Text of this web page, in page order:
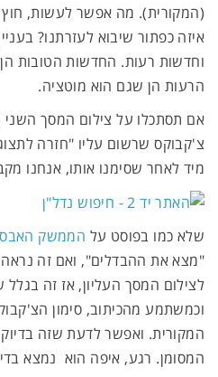
(המקורית). מה אפשר לעשות,
איזה כפתור שיבוא לעזרתנו?
וחדשות רעות. החדשות הטובות
הרעות הן שגם הוא מוטציה.
אם תסתכלו על צילום המסך השני
צ'קבוקס שרשום עליו "חזרה
מיד לאחר שסימנו אותו, אנחנו
שלא כמו בפוסט על הממשק
"מצא את ההבדלים", ואם זה
לצילום המסך העליון, אז זה
וכמשתמע מהכיתוב, סימון
המקורית. ואפשר לדעת שזה
המסומן. רגע, איפה הוא נמצא